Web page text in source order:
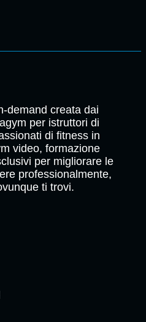
demand creata dai
per istruttori di
di fitness in
video, formazione
per migliorare le
professionalmente,
ti trovi.